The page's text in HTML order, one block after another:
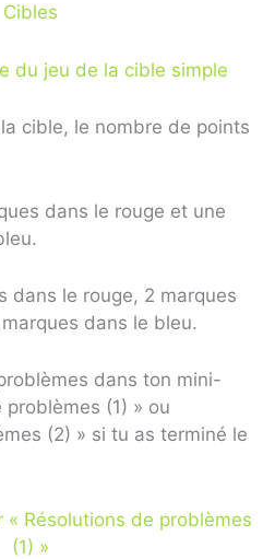
Cibles
du jeu de la cible simple
cible, le nombre de points
dans le rouge et une
dans le rouge, 2 marques
dans le bleu.
dans ton mini-
(1) » ou
(2) » si tu as terminé le
Résolutions de problèmes
(1) »